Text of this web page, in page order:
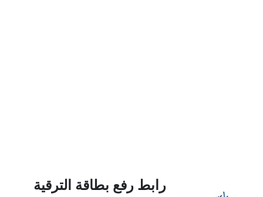
رابط رفع بطاقة الترقية